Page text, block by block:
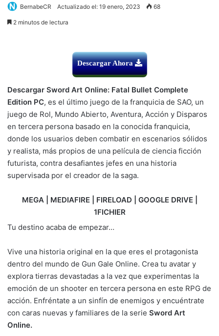
BernabeCR Actualizado el: 19 enero, 2023 68
2 minutos de lectura
Descargar Ahora
Descargar Sword Art Online: Fatal Bullet Complete
Edition PC, es el último juego de la franquicia de SAO, un
juego de Rol, Mundo Abierto, Aventura, Acción y Disparos
en tercera persona basado en la conocida franquicia,
donde los usuarios deben combatir en escenarios sólidos
y realista, más propios de una película de ciencia ficción
futurista, contra desafiantes jefes en una historia
supervisada por el creador de la saga.
MEGA | MEDIAFIRE | FIRELOAD | GOOGLE DRIVE |
1FICHIER
Tu destino acaba de empezar…
Vive una historia original en la que eres el protagonista
dentro del mundo de Gun Gale Online. Crea tu avatar y
explora tierras devastadas a la vez que experimentas la
emoción de un shooter en tercera persona en este RPG de
acción. Enfréntate a un sinfín de enemigos y encuéntrate
con caras nuevas y familiares de la serie Sword Art
Online.